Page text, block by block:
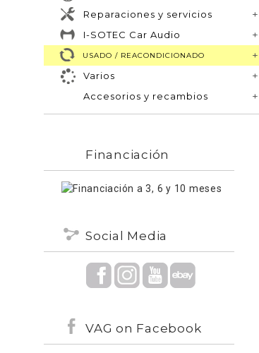
Reparaciones y servicios
I-SOTEC Car Audio
USADO / REACONDICIONADO
Varios
Accesorios y recambios
Financiación
Social Media
VAG on Facebook